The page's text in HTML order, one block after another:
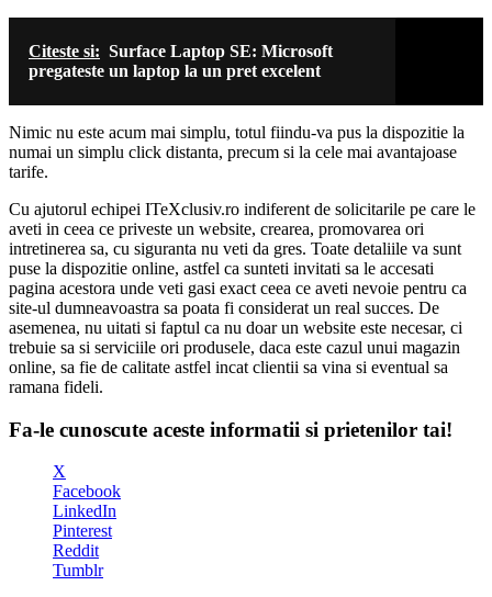
Citeste si: Surface Laptop SE: Microsoft
pregateste un laptop la un pret excelent
Nimic nu este acum mai simplu, totul fiindu-va pus la dispozitie la
numai un simplu click distanta, precum si la cele mai avantajoase
tarife.
Cu ajutorul echipei ITeXclusiv.ro indiferent de solicitarile pe care le
aveti in ceea ce priveste un website, crearea, promovarea ori
intretinerea sa, cu siguranta nu veti da gres. Toate detaliile va sunt
puse la dispozitie online, astfel ca sunteti invitati sa le accesati
pagina acestora unde veti gasi exact ceea ce aveti nevoie pentru ca
site-ul dumneavoastra sa poata fi considerat un real succes. De
asemenea, nu uitati si faptul ca nu doar un website este necesar, ci
trebuie sa si serviciile ori produsele, daca este cazul unui magazin
online, sa fie de calitate astfel incat clientii sa vina si eventual sa
ramana fideli.
Fa-le cunoscute aceste informatii si prietenilor tai!
X
Facebook
LinkedIn
Pinterest
Reddit
Tumblr